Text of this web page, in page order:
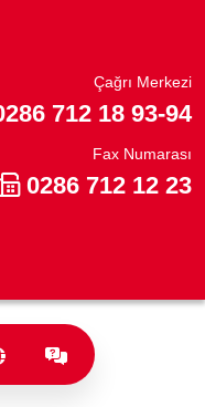
Çağrı Merkezi
712 18 93-94
Fax Numarası
0286 712 12 23